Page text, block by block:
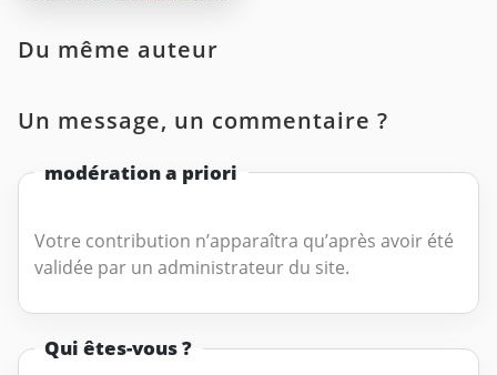
Du même auteur
Un message, un commentaire ?
modération a priori
Votre contribution n’apparaîtra qu’après avoir été
validée par un administrateur du site.
Qui êtes-vous ?